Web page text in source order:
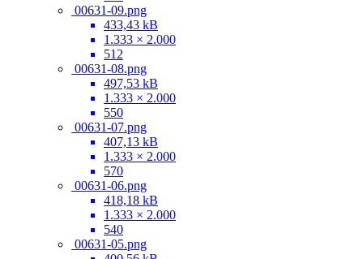
00631-09.png
433,43 kB
1.333 × 2.000
512
00631-08.png
497,53 kB
1.333 × 2.000
550
00631-07.png
407,13 kB
1.333 × 2.000
570
00631-06.png
418,18 kB
1.333 × 2.000
540
00631-05.png